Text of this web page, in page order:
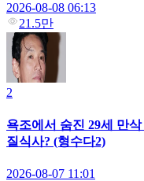
2026-08-08 06:13
21.5만
2
욕조에서 숨진 29세 만
질식사? (형수다2)
2026-08-07 11:01